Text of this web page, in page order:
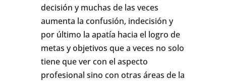
decisión y muchas de las veces
aumenta la confusión, indecisión y
por último la apatía hacia el logro de
metas y objetivos que a veces no solo
tiene que ver con el aspecto
profesional sino con otras áreas de la